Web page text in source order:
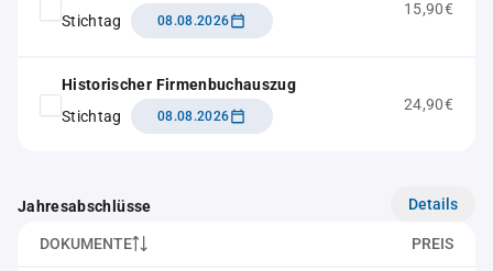
Stichtag
08.08.2026
15,90€
Historischer Firmenbuchauszug
Stichtag
08.08.2026
24,90€
Jahresabschlüsse Details
DOKUMENTE PREIS